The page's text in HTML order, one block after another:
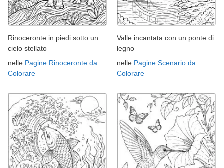
Rinoceronte in piedi sotto un
cielo stellato
nelle Pagine Rinoceronte da
Colorare
Valle incantata con un ponte di
legno
nelle Pagine Scenario da
Colorare